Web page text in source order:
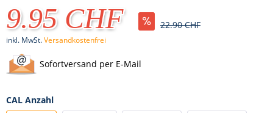
9.95 CHF 22.90 CHF
inkl. MwSt.Versandkostenfrei
Sofortversand per E-Mail
CAL Anzahl